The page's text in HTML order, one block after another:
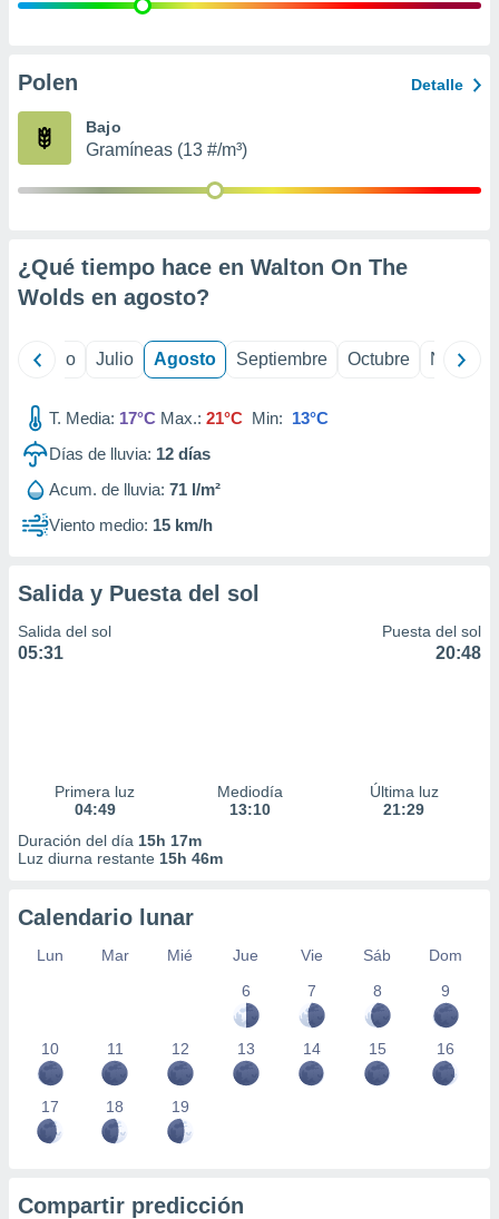
e
publicidad
Polen Detalle
Bajo
Gramíneas (13 #/m³)
¿Qué tiempo hace en Walton On The
Wolds en agosto?
Junio Julio Agosto Septiembre Octubre
T. Media: 17°C Max.: 21°C Min: 13°C
Días de lluvia: 12 días
Acum. de lluvia: 71 l/m²
Viento medio: 15 km/h
Salida y Puesta del sol
Salida del sol
05:31
Puesta del sol
20:48
Primera luz
04:49
Mediodía
13:10
Última luz
21:29
Duración del día 15h 17m
Luz diurna restante 15h 46m
Calendario lunar
Lun Mar Mié Jue Vie Sáb
Dom
6
7 8 9
10 11 12 13 14 15 16
17 18 19
Compartir predicción